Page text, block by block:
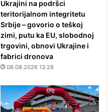
Ukrajini na podršci
teritorijalnom integritetu
Srbije – govorio o teškoj
zimi, putu ka EU, slobodnoj
trgovini, obnovi Ukrajine i
fabrici dronova
08.08.2026 13:26